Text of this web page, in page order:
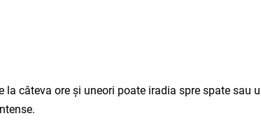
câteva ore și uneori poate iradia spre spate sau